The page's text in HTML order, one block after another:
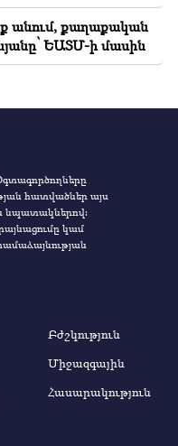
անում, քաղաքական
ԵԱՏՄ-ի մասին
հատվածներ այս
նպատակներով:
կամ
Բժշկություն
Միջազգային
Հասարակություն